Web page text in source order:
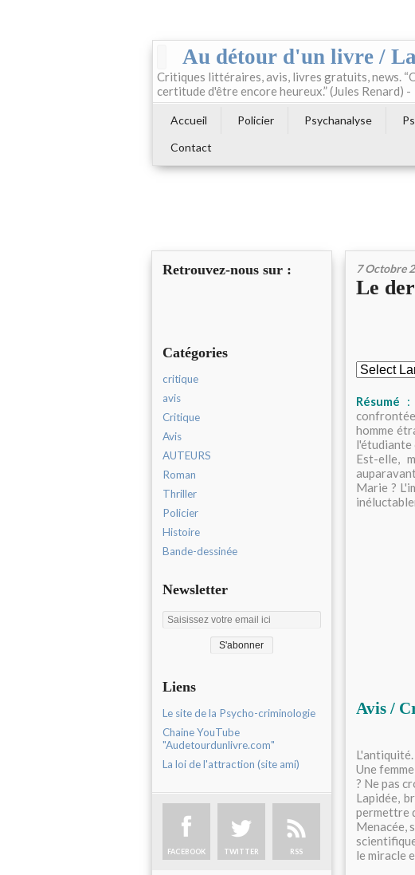
Au détour d'un livre /
Critiques littéraires, avis, livres gratuits, news.
certitude d'être encore heureux.” (Jules Renard) -
Accueil Policier Psychanalyse
Contact
Retrouvez-nous sur :
Catégories
critique
avis
Critique
Avis
AUTEURS
Roman
Thriller
Policier
Histoire
Bande-dessinée
Newsletter
Liens
Le site de la Psycho-criminologie
Chaine YouTube
"Audetourdunlivre.com"
La loi de l'attraction (site ami)
FACEBOOK TWITTER RSS
7 Octobre
Le
Résumé :
homme
l'étudiante
Est-elle,
Marie ?
Avis /
L'antiquité.
Une
? Ne pas
Lapidée,
permettre
Menacée,
le miracle